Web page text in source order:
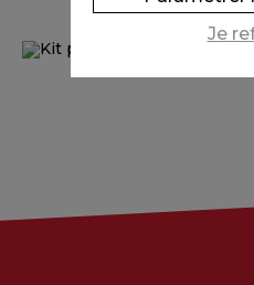
Je